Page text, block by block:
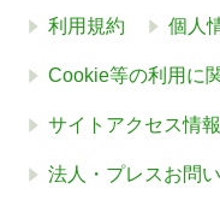
利用規約 個人
Cookie等の利用に
サイトアクセス情
法人・プレスお問